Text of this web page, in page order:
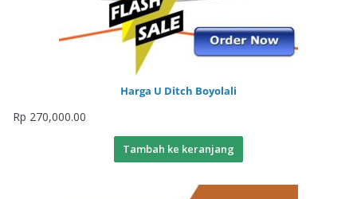
Harga U Ditch Boyolali
Rp 270,000.00
Tambah ke keranjang